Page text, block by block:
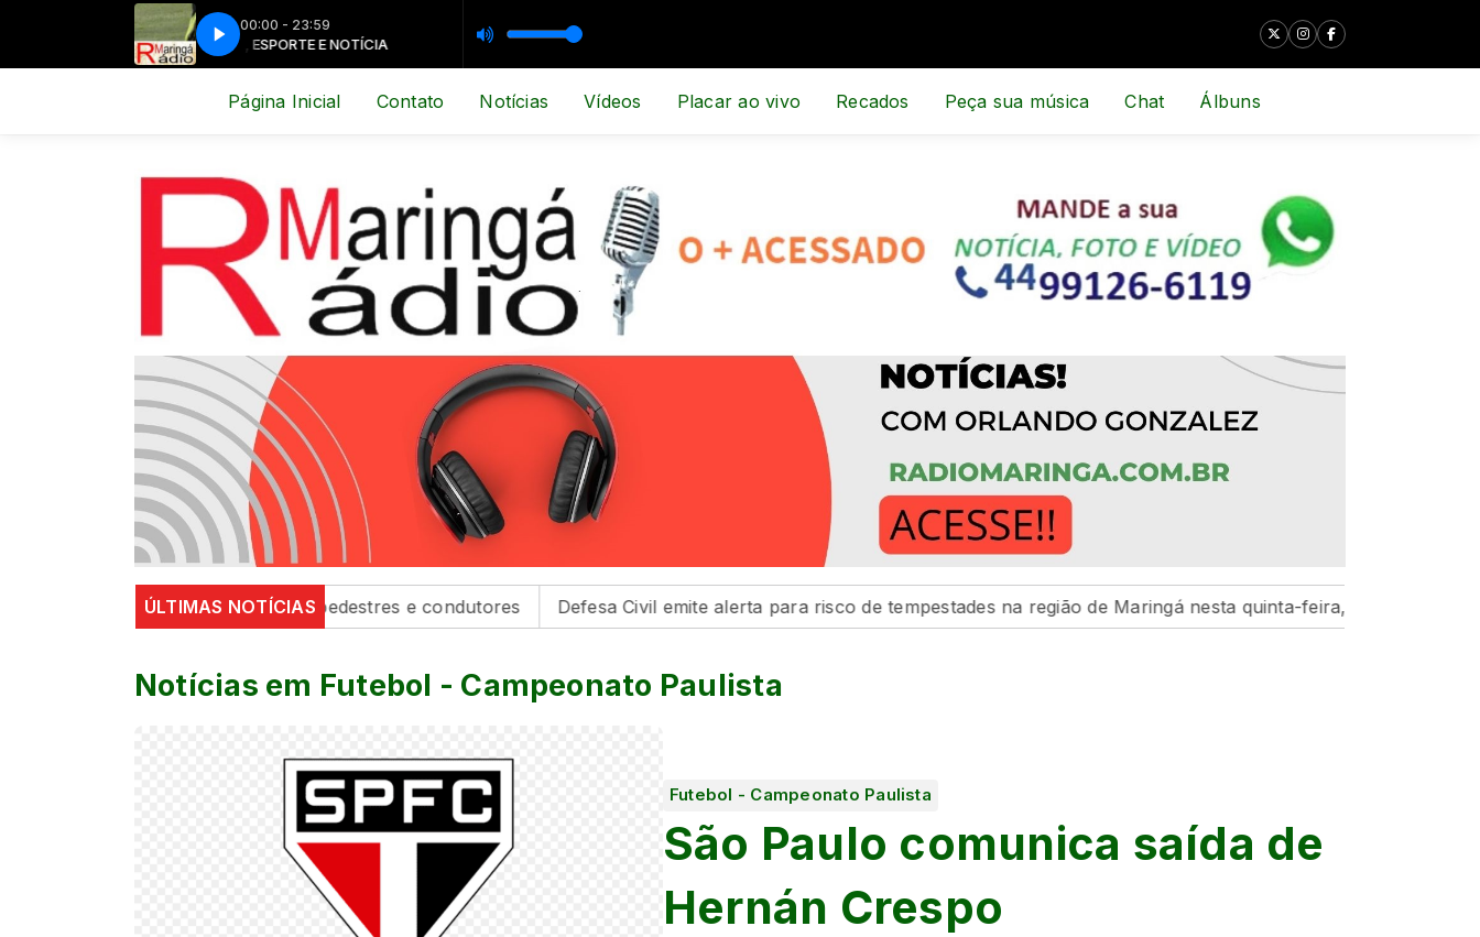
00:00 - 23:59
MÚSICA, ESPORTE E NOTÍCIA MÚSICA, ESPORTE E NOTÍCIA
Página Inicial Contato Notícias Vídeos Placar ao vivo Recados Peça sua música Chat Álbuns
ÚLTIMAS NOTÍCIAS
segurança de pedestres e condutores Defesa Civil emite alerta para risco de tempestades na região de Maringá nesta quinta-feira, 6 Hospital da Criança
Notícias em Futebol - Campeonato Paulista
Futebol - Campeonato Paulista
São Paulo comunica saída de
Hernán Crespo